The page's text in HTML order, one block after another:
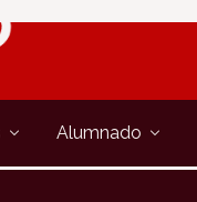
Alumnado